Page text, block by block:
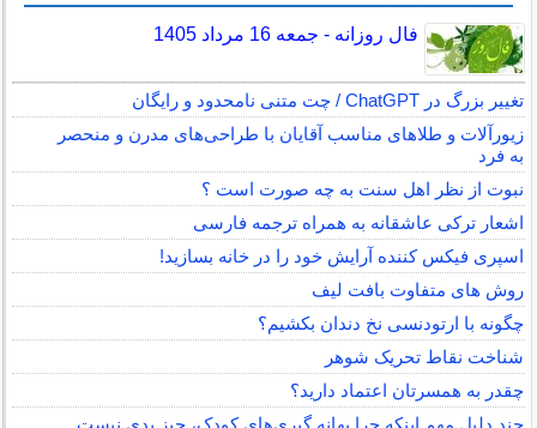
فال روزانه - جمعه 16 مرداد 1405
تغییر بزرگ در ChatGPT / چت متنی نامحدود و رایگان
زیورآلات و طلاهای مناسب آقایان با طراحی‌های مدرن و منحصر
به فرد
نبوت از نظر اهل سنت به چه صورت است ؟
اشعار ترکی عاشقانه به همراه ترجمه فارسی
اسپری فیکس کننده آرایش خود را در خانه بسازید!
روش های متفاوت بافت لیف
چگونه با ارتودنسی نخ دندان بکشیم؟
شناخت نقاط تحریک شوهر
چقدر به همسرتان اعتماد دارید؟
چند دلیل مهم اینکه چرا بهانه گیری‌های کودک، چیز بدی نیست